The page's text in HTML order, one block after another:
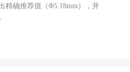
精确推荐值（Φ5.18mm），并